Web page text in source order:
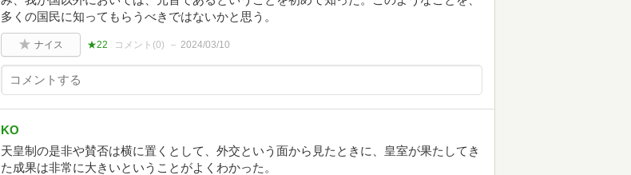
多くの国民に知ってもらうべきではないかと思う。
ナイス ★22 コメント(0) 2024/03/10
KO
天皇制の是非や賛否は横に置くとして、外交という面から見たときに、皇室が果たしてき
た成果は非常に大きいということがよくわかった。